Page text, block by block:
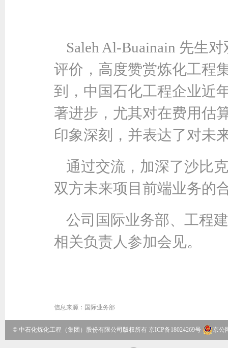
Saleh Al-Buainain 先生
评价，高度赞赏炼化工程
到，中国石化工程企业近
著进步，尤其对在费用估
印象深刻，并表达了对未
通过交流，加深了沙比
双方未来项目前端业务的
公司国际业务部、工程
相关负责人参加会见。
信息来源： 国际业务部
© 中石化炼化工程（集团）股份有限公司版权所有 京ICP备18024269号 京公